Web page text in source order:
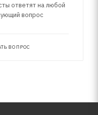
ответят на любой
вопрос
ВОПРОС